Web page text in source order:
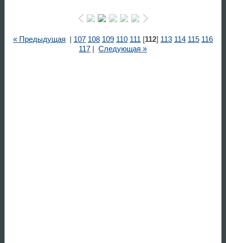
« Предыдущая 107 108 109 110 111 [112] 113 114 115 116
117 |Следующая »